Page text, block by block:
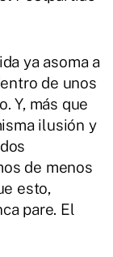
ya asoma a
de unos
Y, más que
ilusión y
de menos
esto,
pare. El